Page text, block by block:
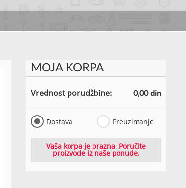
MOJA KORPA
Vrednost porudžbine: 0,00 din
Dostava Preuzimanje
Vaša korpa je prazna. Poručite
proizvode iz naše ponude.